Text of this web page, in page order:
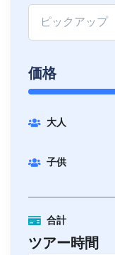
価格
大人
子供
合計
ツアー時間